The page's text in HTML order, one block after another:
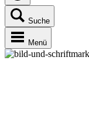
Suche
Menü